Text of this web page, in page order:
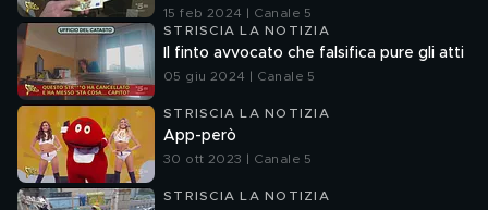
15 feb 2024 | Canale 5
STRISCIA LA NOTIZIA
Il finto avvocato che falsifica pure gli atti
05 giu 2024 | Canale 5
STRISCIA LA NOTIZIA
App-però
30 ott 2023 | Canale 5
STRISCIA LA NOTIZIA